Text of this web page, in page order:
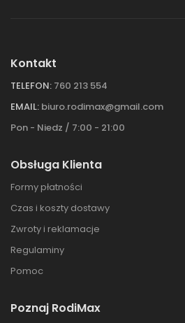
Kontakt
TELEFON: 760 213 554
EMAIL: biuro.rodimax@gmail.com
Pon - Niedz / 7:00 - 21:00
Obsługa Klienta
Formy płatności
Czas i koszty dostawy
Zwroty i reklamacje
Regulaminy
Pomoc
Poznaj RodiMax